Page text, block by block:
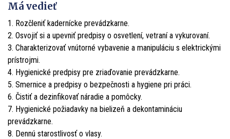
Má vedieť
1. Rozčleniť kadernícke prevádzkarne.
2. Osvojiť si a upevniť predpisy o osvetlení, vetraní a vykurovaní.
3. Charakterizovať vnútorné vybavenie a manipuláciu s elektrickými
prístrojmi.
4. Hygienické predpisy pre zriaďovanie prevádzkarne.
5. Smernice a predpisy o bezpečnosti a hygiene pri práci.
6. Čistiť a dezinfikovať náradie a pomôcky.
7. Hygienické požiadavky na bielizeň a dekontamináciu
prevádzkarne.
8. Dennú starostlivosť o vlasy.